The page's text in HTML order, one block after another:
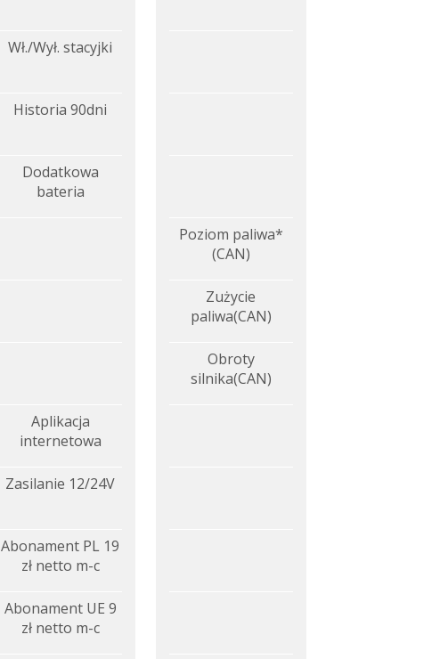
Wł./Wył. stacyjki
Historia 90dni
Dodatkowa
bateria
Aplikacja
internetowa
Zasilanie 12/24V
Abonament PL 19
zł netto m-c
Abonament UE 9
zł netto m-c
Poziom paliwa*
(CAN)
Zużycie
paliwa(CAN)
Obroty
silnika(CAN)